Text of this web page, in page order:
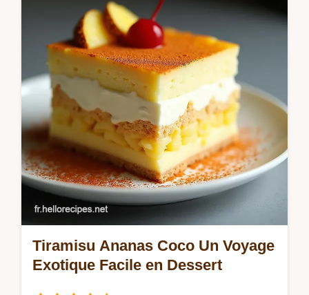
facile avec gratin dauphinois celeri rave va
vous bluffer Découvrez le secret
Tiramisu Ananas Coco Un Voyage
Exotique Facile en Dessert